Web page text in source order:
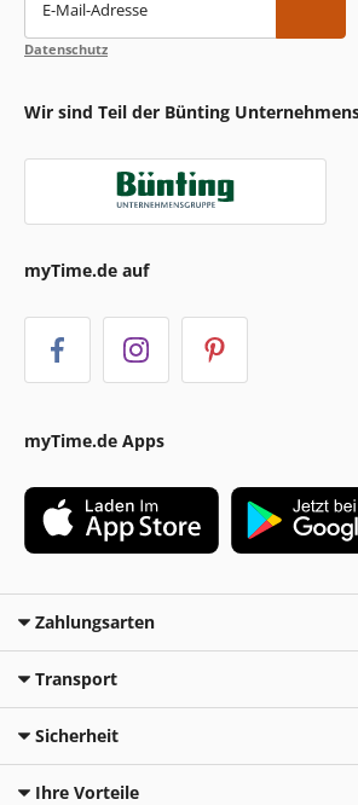
E-Mail-Adresse
Datenschutz
Wir sind Teil der Bünting
myTime.de auf
myTime.de Apps
Zahlungsarten
Transport
Sicherheit
Ihre Vorteile